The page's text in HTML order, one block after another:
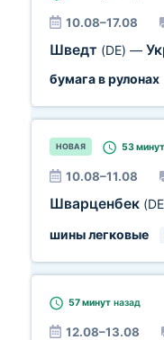
10.08–17.08
Шведт (DE) —
бумага в рулонах
НОВАЯ 53
10.08–11.08
Шварценбек
шины легковые
57 минут назад
12.08–13.08